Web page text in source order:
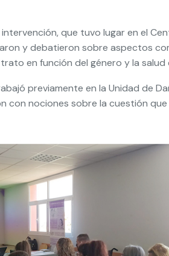
que tuvo lugar en el
y debatieron sobre aspectos
en función del género y la
previamente en la Unidad de
con nociones sobre la cuestión